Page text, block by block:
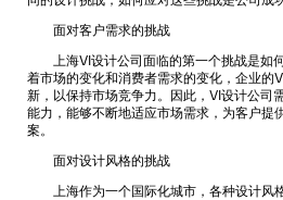
面对客户需求的挑战
上海VI设计公司面临的第一个挑战是如
着市场的变化和消费者需求的变化，企业的
新，以保持市场竞争力。因此，VI设计公司
能力，能够不断地适应市场需求，为客户提
案。
面对设计风格的挑战
上海作为一个国际化城市，各种设计风